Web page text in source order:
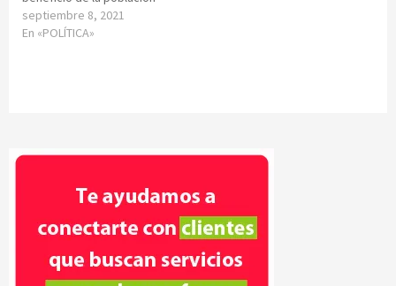
septiembre 8, 2021
En «POLÍTICA»